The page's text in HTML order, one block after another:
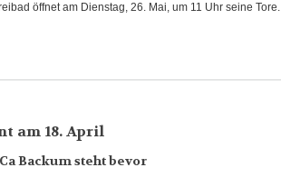
öffnet am Dienstag, 26. Mai, um 11 Uhr seine Tore.
am 18. April
Backum steht bevor